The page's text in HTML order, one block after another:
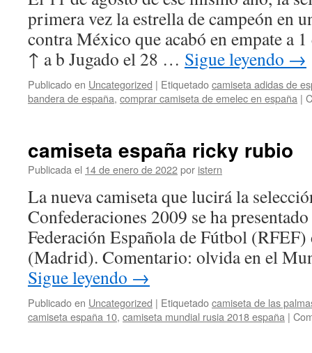
primera vez la estrella de campeón en
contra México que acabó en empate a
↑ a b Jugado el 28 … Sigue leyendo →
Publicado en Uncategorized | Etiquetadocamiseta adidas de
bandera de españa, comprar camiseta de emelec en españa |
camiseta españa ricky rubio
Publicada el 14 de enero de 2022por istern
La nueva camiseta que lucirá la
Confederaciones 2009 se ha
Federación Española de Fútbol (RFEF)
(Madrid). Comentario: olvida en el
Sigue leyendo →
Publicado en Uncategorized | Etiquetadocamiseta de las
camiseta españa 10, camiseta mundial rusia 2018 españa |